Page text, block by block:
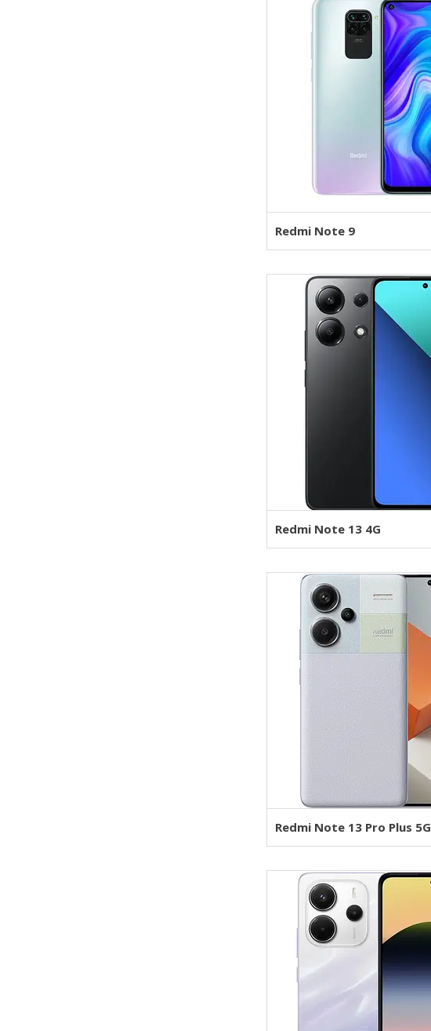
Redmi Note 9
Redmi Note 13 4G
Redmi Note 13 Pro Plus 5G